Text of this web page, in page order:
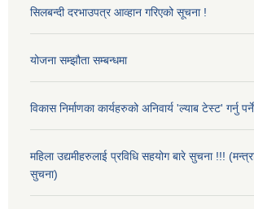
सिलबन्दी दरभाउपत्र आव्हान गरिएको सूचना !
योजना सम्झौता सम्बन्धमा
विकास निर्माणका कार्यहरुको अनिवार्य 'ल्याब टेस्ट' गर्नु
महिला उद्यमीहरुलाई प्रविधि सहयोग बारे सुचना !!!
सुचना)